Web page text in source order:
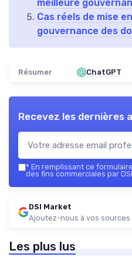
meilleure
Cas réels de mise
gouvernance des
Résumer ChatGPT
Recevez les dernières
* En remplissant ce
des fins commerciales par
DSI Market
Ajoutez-nous à vos
Les plus lus